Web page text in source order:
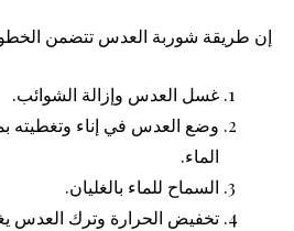
إن طريقة شوربة العدس تتضمن
غسل العدس وإزالة الشوائب.
الماء.
السماح للماء بالغليان.
تخفيض الحرارة وترك العدس